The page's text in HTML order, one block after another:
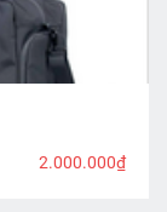
2.000.000₫